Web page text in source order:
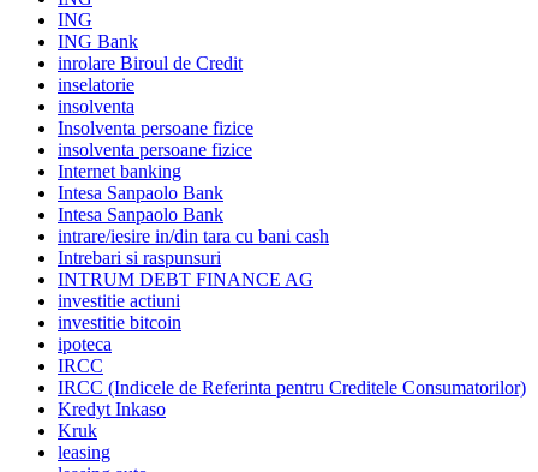
ING
ING Bank
inrolare Biroul de Credit
inselatorie
insolventa
Insolventa persoane fizice
insolventa persoane fizice
Internet banking
Intesa Sanpaolo Bank
Intesa Sanpaolo Bank
intrare/iesire in/din tara cu bani cash
Intrebari si raspunsuri
INTRUM DEBT FINANCE AG
investitie actiuni
investitie bitcoin
ipoteca
IRCC
IRCC (Indicele de Referinta pentru Creditele Consumatorilor)
Kredyt Inkaso
Kruk
leasing